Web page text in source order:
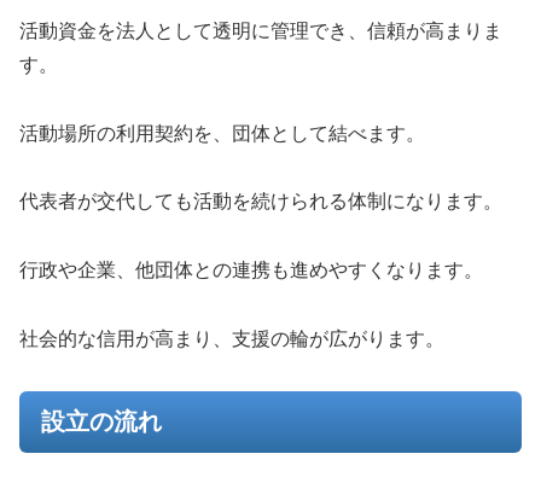
活動資金を法人として透明に管理でき、信頼が高まりま
す。
活動場所の利用契約を、団体として結べます。
代表者が交代しても活動を続けられる体制になります。
行政や企業、他団体との連携も進めやすくなります。
社会的な信用が高まり、支援の輪が広がります。
設立の流れ